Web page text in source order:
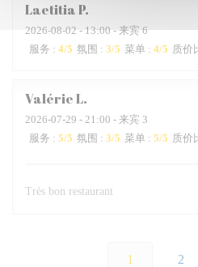
LaetitiaP
2026-08-02 - 13:00 - 来宾 6
服务 : 4/5 氛围 : 3/5 菜单 : 4/5 质价
ValérieL
2026-07-29 - 21:00 - 来宾 3
服务 : 5/5 氛围 : 3/5 菜单 : 5/5 质价
Très bon restaurant
1 2